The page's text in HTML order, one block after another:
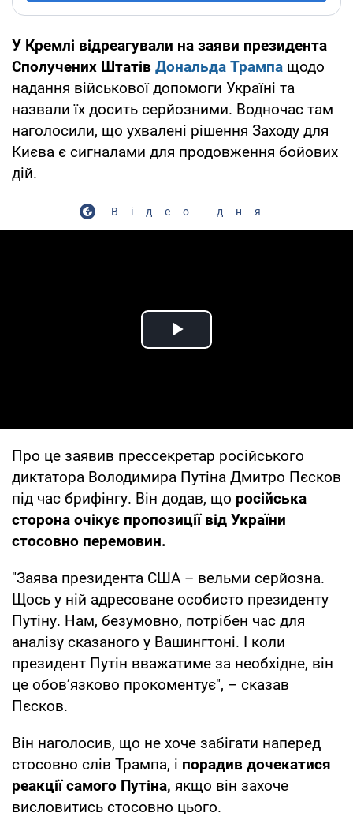
У Кремлі відреагували на заяви президента
Сполучених Штатів Дональда Трампа щодо
надання військової допомоги Україні та
назвали їх досить серйозними. Водночас там
наголосили, що ухвалені рішення Заходу для
Києва є сигналами для продовження бойових
дій.
Відео дня
Play Video
Про це заявив прессекретар російського
диктатора Володимира Путіна Дмитро Пєсков
під час брифінгу. Він додав, що російська
сторона очікує пропозиції від України
стосовно перемовин.
"Заява президента США – вельми серйозна.
Щось у ній адресоване особисто президенту
Путіну. Нам, безумовно, потрібен час для
аналізу сказаного у Вашингтоні. І коли
президент Путін вважатиме за необхідне, він
це обов’язково прокоментує", – сказав
Пєсков.
Він наголосив, що не хоче забігати наперед
стосовно слів Трампа, і порадив дочекатися
реакції самого Путіна, якщо він захоче
висловитись стосовно цього.